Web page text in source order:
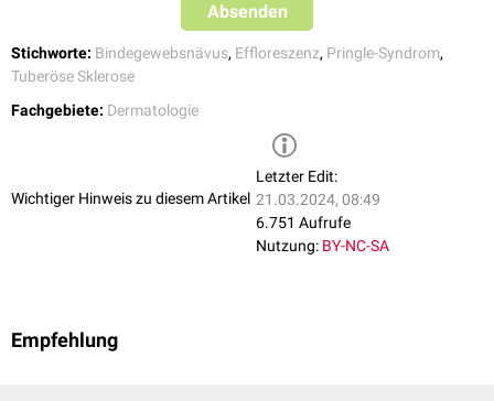
Absenden
Stichworte: Bindegewebsnävus, Effloreszenz, Pringle-Syndrom,
Tuberöse Sklerose
Fachgebiete: Dermatologie
Wichtiger Hinweis zu diesem Artikel
Letzter Edit:
21.03.2024, 08:49
6.751 Aufrufe
Nutzung: BY-NC-SA
Empfehlung